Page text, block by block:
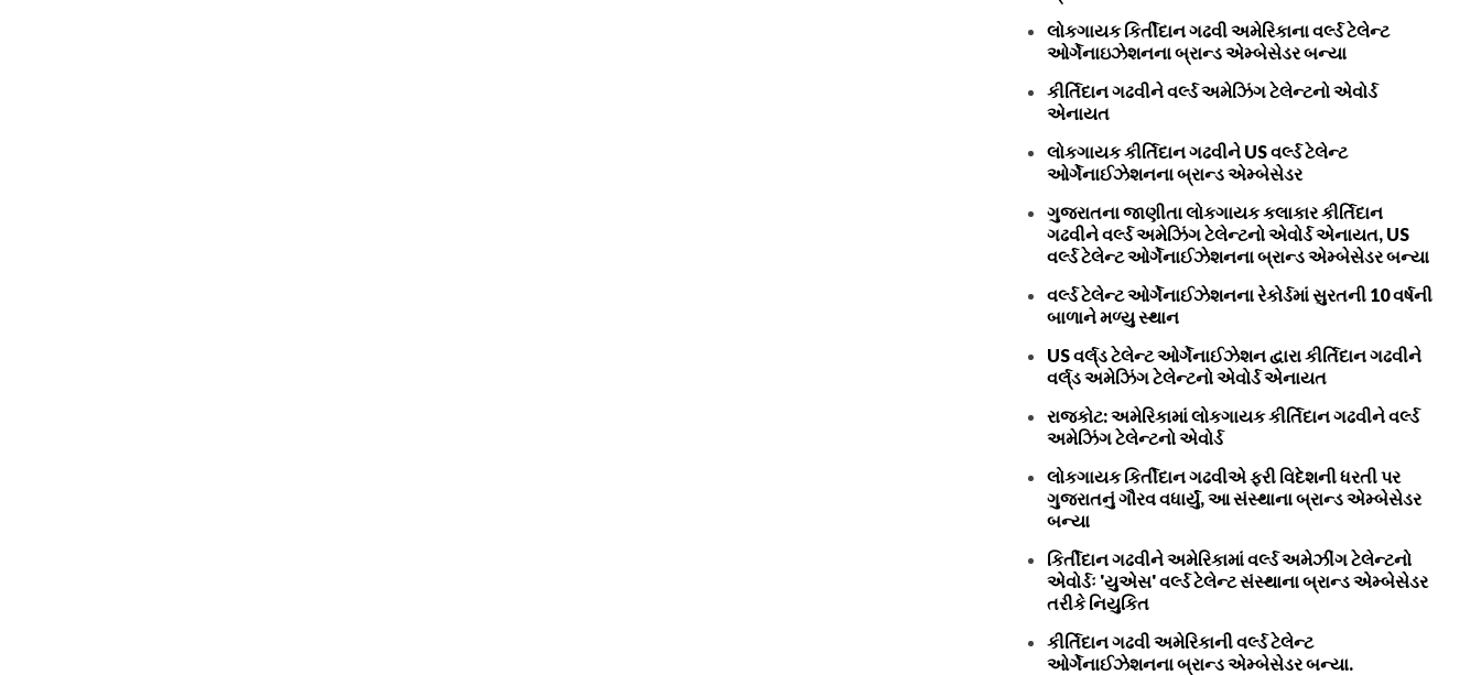
લોકગાયક કિર્તીદાન ગઢવી અમેરિકાના વર્લ્ડ ટેલેન્ટ
ઓર્ગેનાઇઝેશનના બ્રાન્ડ એમ્બેસેડર બન્યા
કીર્તિદાન ગઢવીને વર્લ્ડ અમેઝિંગ ટેલેન્ટનો એવોર્ડ
એનાયત
લોકગાયક કીર્તિદાન ગઢવીને US વર્લ્ડ ટેલેન્ટ
ઓર્ગેનાઈઝેશનના બ્રાન્ડ એમ્બેસેડર
ગુજરાતના જાણીતા લોકગાયક કલાકાર કીર્તિદાન
ગઢવીને વર્લ્ડ અમેઝિંગ ટેલેન્ટનો એવોર્ડ એનાયત, US
વર્લ્ડ ટેલેન્ટ ઓર્ગેનાઈઝેશનના બ્રાન્ડ એમ્બેસેડર બન્યા
વર્લ્ડ ટેલેન્ટ ઓર્ગેનાઈઝેશનના રેકોર્ડમાં સુરતની 10 વર્ષની
બાળાને મળ્યુ સ્થાન
US વર્લ્‌ડ ટેલેન્ટ ઓર્ગેનાઈઝેશન દ્વારા કીર્તિદાન ગઢવીને
વર્લ્‌ડ અમેઝિંગ ટેલેન્ટનો એવોર્ડ એનાયત
રાજકોટ: અમેરિકામાં લોકગાયક કીર્તિદાન ગઢવીને વર્લ્ડ
અમેઝિંગ ટેલેન્ટનો એવોર્ડ
લોકગાયક કિર્તીદાન ગઢવીએ ફરી વિદેશની ધરતી પર
ગુજરાતનું ગૌરવ વધાર્યું, આ સંસ્થાના બ્રાન્ડ એમ્બેસેડર
બન્યા
કિર્તીદાન ગઢવીને અમેરિકામાં વર્લ્ડ અમેઝીંગ ટેલેન્ટનો
એવોર્ડઃ 'યુએસ' વર્લ્ડ ટેલેન્ટ સંસ્થાના બ્રાન્ડ એમ્બેસેડર
તરીકે નિયુકિત
કીર્તિદાન ગઢવી અમેરિકાની વર્લ્ડ ટેલેન્ટ
ઓર્ગેનાઈઝેશનના બ્રાન્ડ એમ્બેસેડર બન્યા.